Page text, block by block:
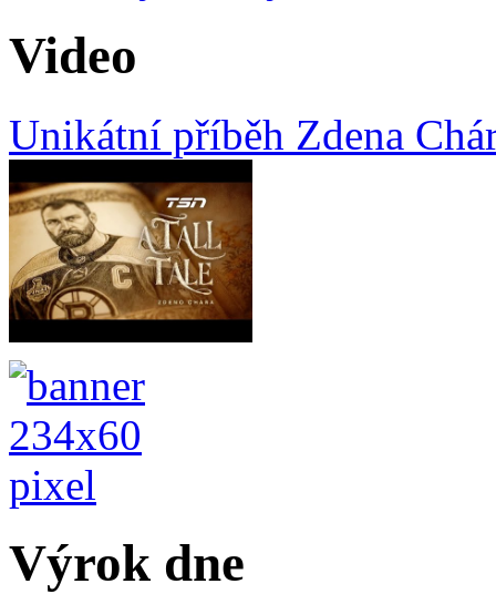
Video
Unikátní příběh Zdena
Výrok dne